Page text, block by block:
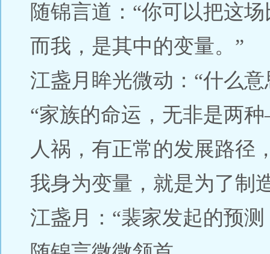
随锦言道：“你可以把这
而我，是其中的变量。”
江盏月眸光微动：“什么意
“家族的命运，无非是两
人祸，有正常的发展路径
我身为变量，就是为了制
江盏月：“裴家发起的预测